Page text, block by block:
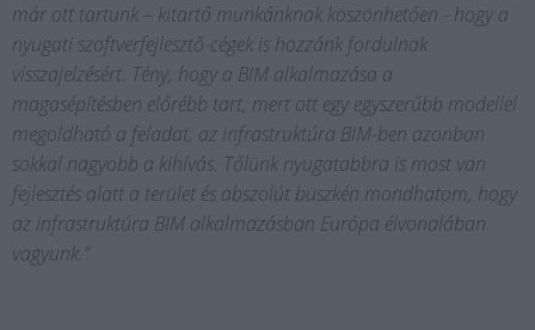
már ott tartunk – kitartó munkánknak köszönhetően - hogy a
nyugati szoftverfejlesztő-cégek is hozzánk fordulnak
visszajelzésért. Tény, hogy a BIM alkalmazása a
magasépítésben előrébb tart, mert ott egy egyszerűbb modellel
megoldható a feladat, az infrastruktúra BIM-ben azonban
sokkal nagyobb a kihívás. Tőlünk nyugatabbra is most van
fejlesztés alatt a terület és abszolút büszkén mondhatom, hogy
az infrastruktúra BIM alkalmazásban Európa élvonalában
vagyunk."